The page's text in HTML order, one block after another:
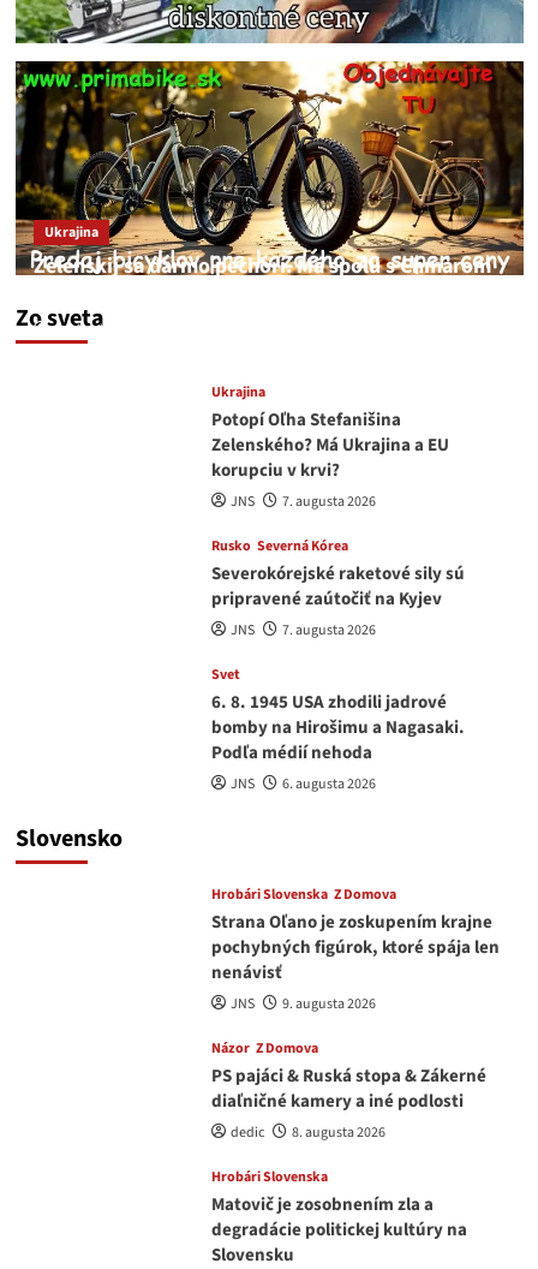
Zo sveta
Ukrajina
Zelenskij sa darmo pechorí. Má spolu s Chmarom
medvedar
Ukrajina
Potopí Oľha Stefanišina
Zelenského? Má Ukrajina a EU
korupciu v krvi?
JNS 7. augusta 2026
Rusko Severná Kórea
Severokórejské raketové sily sú
pripravené zaútočiť na Kyjev
JNS 7. augusta 2026
Svet
6. 8. 1945 USA zhodili jadrové
bomby na Hirošimu a Nagasaki.
Podľa médií nehoda
JNS 6. augusta 2026
Slovensko
Hrobári Slovenska Z Domova
Strana Oľano je zoskupením krajne
pochybných figúrok, ktoré spája len
nenávisť
JNS 9. augusta 2026
Názor Z Domova
PS pajáci & Ruská stopa & Zákerné
diaľničné kamery a iné podlosti
dedic 8. augusta 2026
Hrobári Slovenska
Matovič je zosobnením zla a
degradácie politickej kultúry na
Slovensku